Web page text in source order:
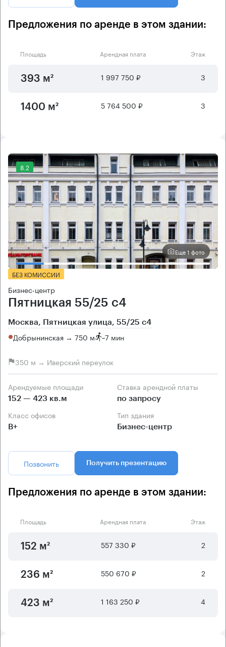
Предложения по аренде в этом здании:
Площадь Арендная плата Этаж
393 м² 1 997 750 ₽ 3
1400 м² 5 764 500 ₽ 3
8.2
Еще 1 фото
БЕЗ КОМИССИИ
Бизнес-центр
Пятницкая 55/25 с4
Москва, Пятницкая улица, 55/25 с4
Добрынинская → 750 м ~7 мин
350 м → Иверский переулок
Арендуемые площади
152 — 423 кв.м
Ставка арендной платы
по запросу
Класс офисов
B+
Тип здания
Бизнес-центр
Позвонить Получить презентацию
Предложения по аренде в этом здании:
Площадь Арендная плата Этаж
152 м² 557 330 ₽ 2
236 м² 550 670 ₽ 2
423 м² 1 163 250 ₽ 4